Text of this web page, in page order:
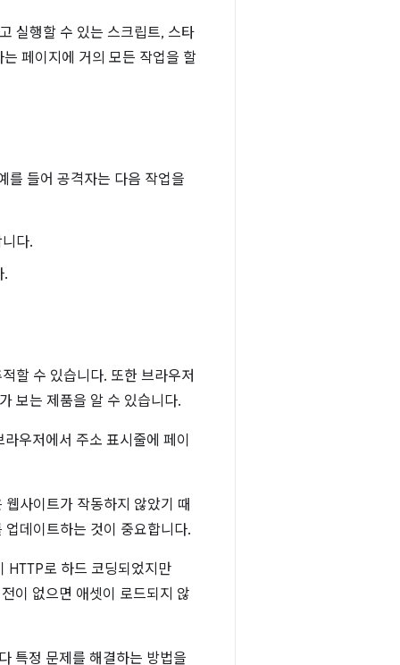
실행할 수 있는 스크립트, 스타
페이지에 거의 모든 작업을 할
를 들어 공격자는 다음 작업을
다.
.
할 수 있습니다. 또한 브라우저
보는 제품을 알 수 있습니다.
우저에서 주소 표시줄에 페이
사이트가 작동하지 않았기 때
데이트하는 것이 중요합니다.
HTTP로 하드 코딩되었지만
이 없으면 애셋이 로드되지 않
특정 문제를 해결하는 방법을